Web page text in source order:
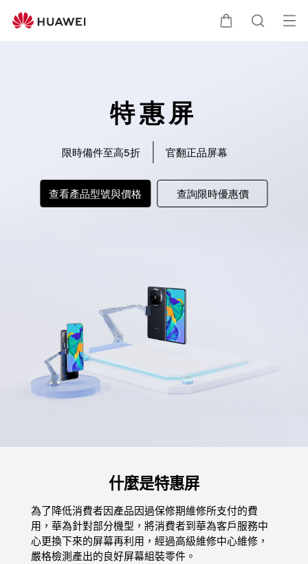
打
特惠屏
限時備件至高5折 官翻正品屏幕
查看產品型號與價格 查詢限時優惠價
什麼是特惠屏
為了降低消費者因產品因過保修期維修所支付的費
用，華為針對部分機型，將消費者到華為客戶服務中
心更換下來的屏幕再利用，經過高級維修中心維修，
嚴格檢測產出的良好屏幕組裝零件。